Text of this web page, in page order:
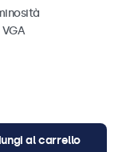
al carrello